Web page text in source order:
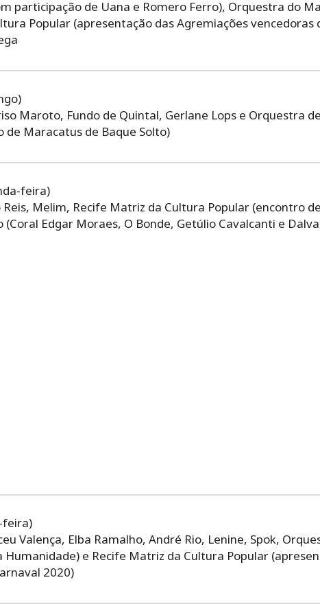
participação de Uana e Romero Ferro), Orquestra do
Popular (apresentação das Agremiações vencedoras
Maroto, Fundo de Quintal, Gerlane Lops e Orquestra
de Maracatus de Baque Solto)
feira)
Melim, Recife Matriz da Cultura Popular (encontro
(Coral Edgar Moraes, O Bonde, Getúlio Cavalcanti e
Valença, Elba Ramalho, André Rio, Lenine, Spok,
e Recife Matriz da Cultura Popular
2020)